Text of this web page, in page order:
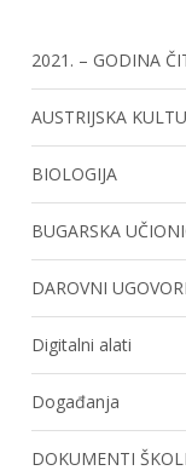
2021. – GODINA
AUSTRIJSKA
BIOLOGIJA
BUGARSKA
DAROVNI UGOVORI
Digitalni alati
Događanja
DOKUMENTI